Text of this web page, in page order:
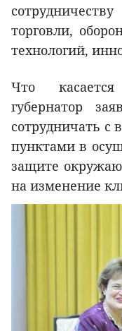
торговли,
технологий,
Что касается
губернатор
сотрудничать с
пунктами в
защите
на изменение